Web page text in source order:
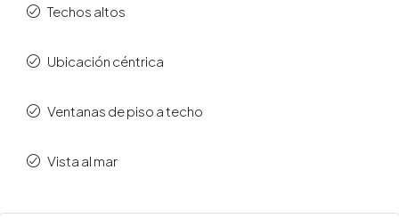
Techos altos
Ubicación céntrica
Ventanas de piso a techo
Vista al mar